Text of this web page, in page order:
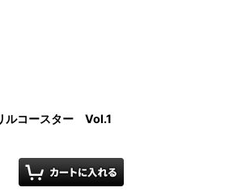
コースター Vol.1